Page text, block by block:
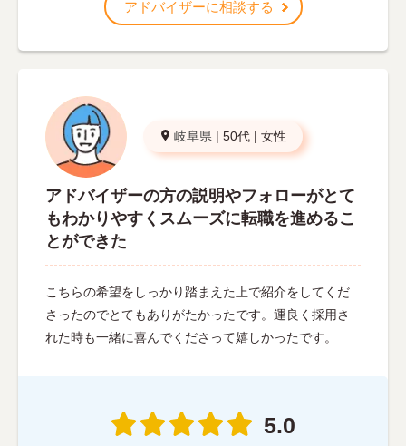
アドバイザーに相談する
岐阜県 | 50代 | 女性
アドバイザーの方の説明やフォローがとて
もわかりやすくスムーズに転職を進めるこ
とができた
こちらの希望をしっかり踏まえた上で紹介をしてくだ
さったのでとてもありがたかったです。運良く採用さ
れた時も一緒に喜んでくださって嬉しかったです。
5.0